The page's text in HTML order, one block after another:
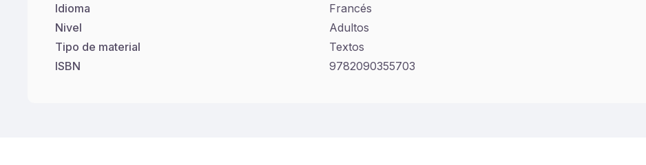
Idioma
Francés
Nivel
Adultos
Tipo de material
Textos
ISBN
9782090355703